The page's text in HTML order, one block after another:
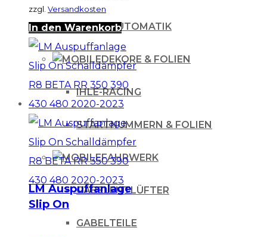
STARTAUTOMATIK
DEKORE & FOLIEN
IHLE-RACING
STARTNUMMERN & FOLIEN
FAHRWERK
GABELENTLÜFTER
GABELTEILE
zzgl. Versandkosten
In den Warenkorb
LM Auspuffanlage
Slip On
Schalldämpfer R8